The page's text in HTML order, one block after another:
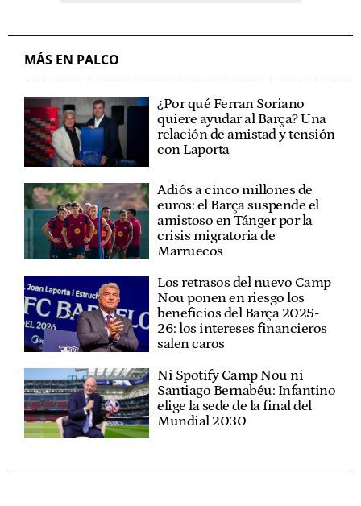
MÁS EN PALCO
¿Por qué Ferran Soriano
quiere ayudar al Barça? Una
relación de amistad y tensión
con Laporta
Adiós a cinco millones de
euros: el Barça suspende el
amistoso en Tánger por la
crisis migratoria de
Marruecos
Los retrasos del nuevo Camp
Nou ponen en riesgo los
beneficios del Barça 2025-
26: los intereses financieros
salen caros
Ni Spotify Camp Nou ni
Santiago Bernabéu: Infantino
elige la sede de la final del
Mundial 2030